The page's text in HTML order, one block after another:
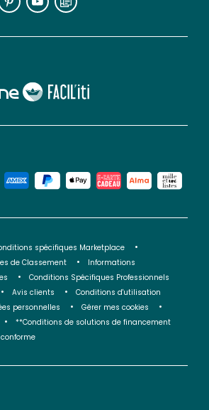
lien vers Faciliti
spécifiques Marketplace
de Classement
Informations
Conditions Spécifiques Professionnels
Avis clients
Conditions d'utilisation
personnelles
Gérer mes cookies
**Conditions de solutions de financement